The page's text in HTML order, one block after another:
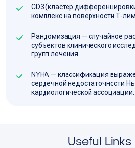
CD3 (кластер
комплекс на поверхности Т-
Рандомизация — случайное
субъектов клинического
групп лечения.
NYHA — классификация
сердечной недостаточности
кардиологической ассоциации.
Useful Links